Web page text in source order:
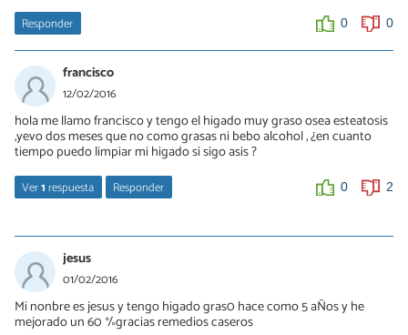
Responder 0 0
francisco
12/02/2016
hola me llamo francisco y tengo el higado muy graso osea esteatosis
,yevo dos meses que no como grasas ni bebo alcohol , ¿en cuanto
tiempo puedo limpiar mi higado si sigo asis ?
Ver1respuesta Responder 0 2
Hola Francisco, eso dependerá del grado de esteatosis que
tuvieras, por lo general las pruebas se repiten a los 3 meses. Sin
embargo para no recaer debes mantener los hábitos saludables
que has adoptado hasta ahora, de lo contrario el hígado graso
jesus
01/02/2016
Mi nonbre es jesus y tengo higado gras0 hace como 5 aÑos y he
mejorado un 60 %gracias remedios caseros